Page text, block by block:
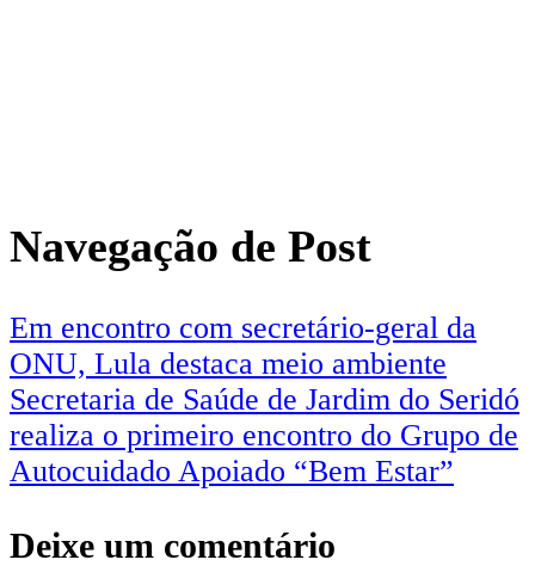
Navegação de Post
Em encontro com secretário-geral da
ONU, Lula destaca meio ambiente
Secretaria de Saúde de Jardim do Seridó
realiza o primeiro encontro do Grupo de
Autocuidado Apoiado “Bem Estar”
Deixe um comentário